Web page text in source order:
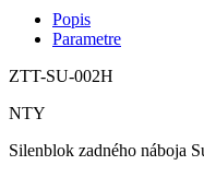
Popis
Parametre
ZTT-SU-002H
NTY
Silenblok zadného náboja